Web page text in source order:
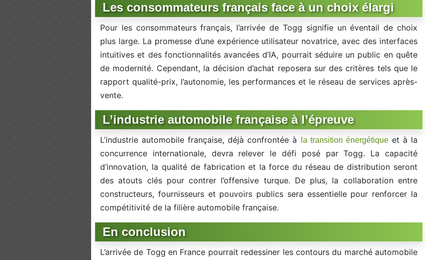
Les consommateurs français face à un choix élargi
Pour les consommateurs français, l’arrivée de Togg signifie un éventail de choix
plus large. La promesse d’une expérience utilisateur novatrice, avec des interfaces
intuitives et des fonctionnalités avancées d’IA, pourrait séduire un public en quête
de modernité. Cependant, la décision d’achat reposera sur des critères tels que le
rapport qualité-prix, l’autonomie, les performances et le réseau de services après-
vente.
L’industrie automobile française à l’épreuve
L’industrie automobile française, déjà confrontée à la transition énergétiqueet à la
concurrence internationale, devra relever le défi posé par Togg. La capacité
d’innovation, la qualité de fabrication et la force du réseau de distribution seront
des atouts clés pour contrer l’offensive turque. De plus, la collaboration entre
constructeurs, fournisseurs et pouvoirs publics sera essentielle pour renforcer la
compétitivité de la filière automobile française.
En conclusion
L’arrivée de Togg en France pourrait redessiner les contours du marché automobile